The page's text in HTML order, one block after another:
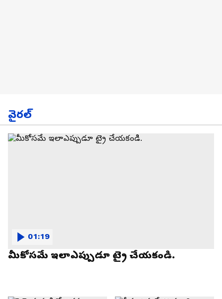
వైరల్
మీకోసమే ఇలాఎప్పుడూ ట్రై చేయకండి.
01:19